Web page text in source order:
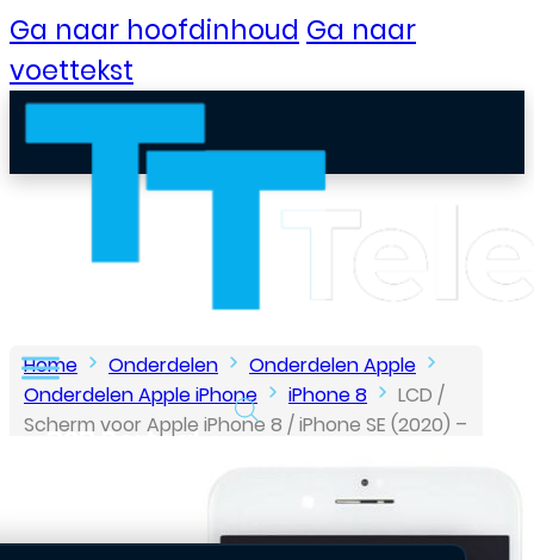
Ga naar hoofdinhoud Ga naar
voettekst
B2B Portaal
Home Onderdelen
Onderdelen Apple
Onderdelen Apple iPhone
iPhone 8
LCD /
Scherm voor Apple iPhone 8 / iPhone SE (2020) –